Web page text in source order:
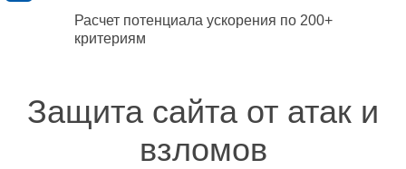
Расчет потенциала ускорения по 200+
критериям
Защита сайта от атак и
взломов